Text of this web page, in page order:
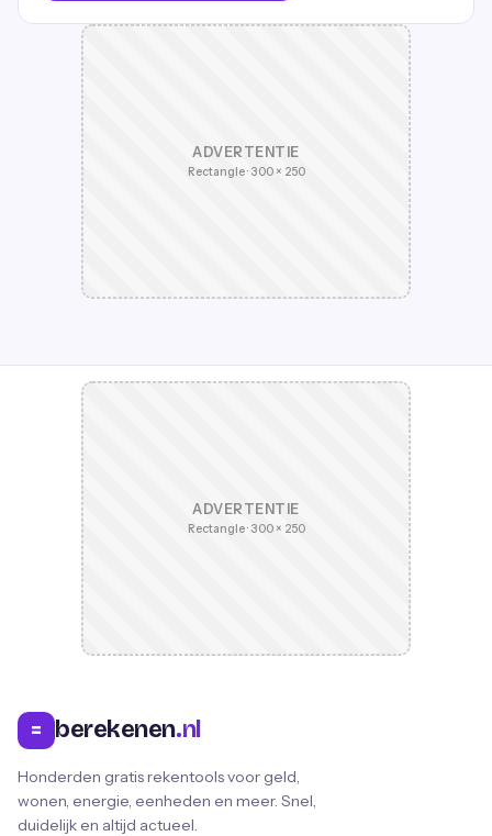
ADVERTENTIE
Rectangle · 300 × 250
ADVERTENTIE
Rectangle · 300 × 250
= berekenen.nl
Honderden gratis rekentools voor geld,
wonen, energie, eenheden en meer. Snel,
duidelijk en altijd actueel.